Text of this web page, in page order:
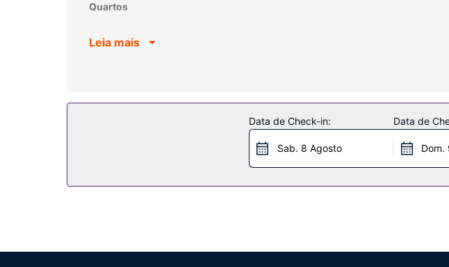
Quartos
preencher os seus serões, tem à sua disposição um televisor de ecrã plano
banheiras de hidromassagem, um banho turco e uma sala de fitness aberta
uma loja de presentes/quiosque de jornais.
Não faltam opções neste aparthotel para quem gosta de petiscar ou de
sede e descontrair no final do dia, dirija-se ao bar/lounge ou ao bar junto à
Leia mais
Data de Check-in:
Sab. 8 Agosto
Data de
Dom.